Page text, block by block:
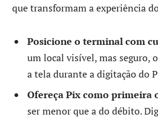
que transformam a experiência
Posicione o terminal com
um local visível, mas seguro,
a tela durante a digitação do
Ofereça Pix como primeira
ser menor que a do débito.